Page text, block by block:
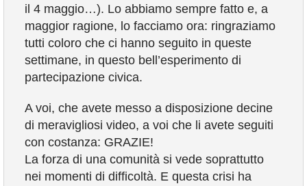
il 4 maggio…). Lo abbiamo sempre fatto e, a
maggior ragione, lo facciamo ora: ringraziamo
tutti coloro che ci hanno seguito in queste
settimane, in questo bell’esperimento di
partecipazione civica.
A voi, che avete messo a disposizione decine
di meravigliosi video, a voi che li avete seguiti
con costanza: GRAZIE!
La forza di una comunità si vede soprattutto
nei momenti di difficoltà. E questa crisi ha